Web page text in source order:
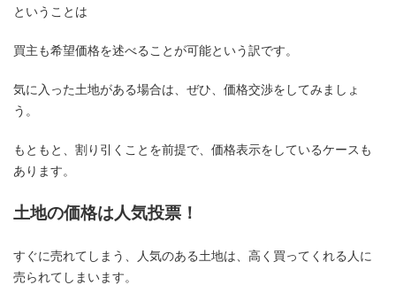
ということは
買主も希望価格を述べることが可能という訳です。
気に入った土地がある場合は、ぜひ、価格交渉をしてみましょ
う。
もともと、割り引くことを前提で、価格表示をしているケースも
あります。
土地の価格は人気投票！
すぐに売れてしまう、人気のある土地は、高く買ってくれる人に
売られてしまいます。